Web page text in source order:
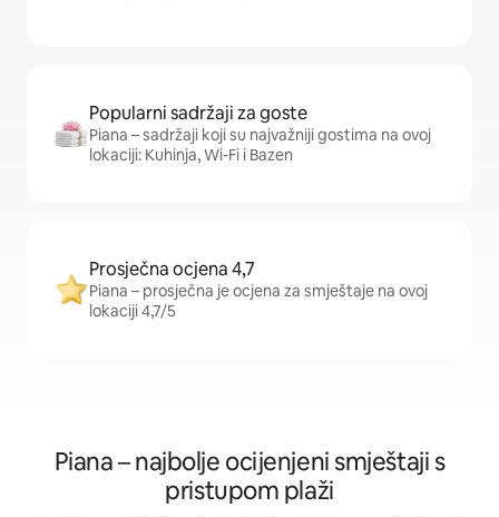
Popularni sadržaji za goste
Piana – sadržaji koji su najvažniji gostima na ovoj
lokaciji: Kuhinja, Wi-Fi i Bazen
Prosječna ocjena 4,7
Piana – prosječna je ocjena za smještaje na ovoj
lokaciji 4,7/5
Piana – najbolje ocijenjeni smještaji s
pristupom plaži